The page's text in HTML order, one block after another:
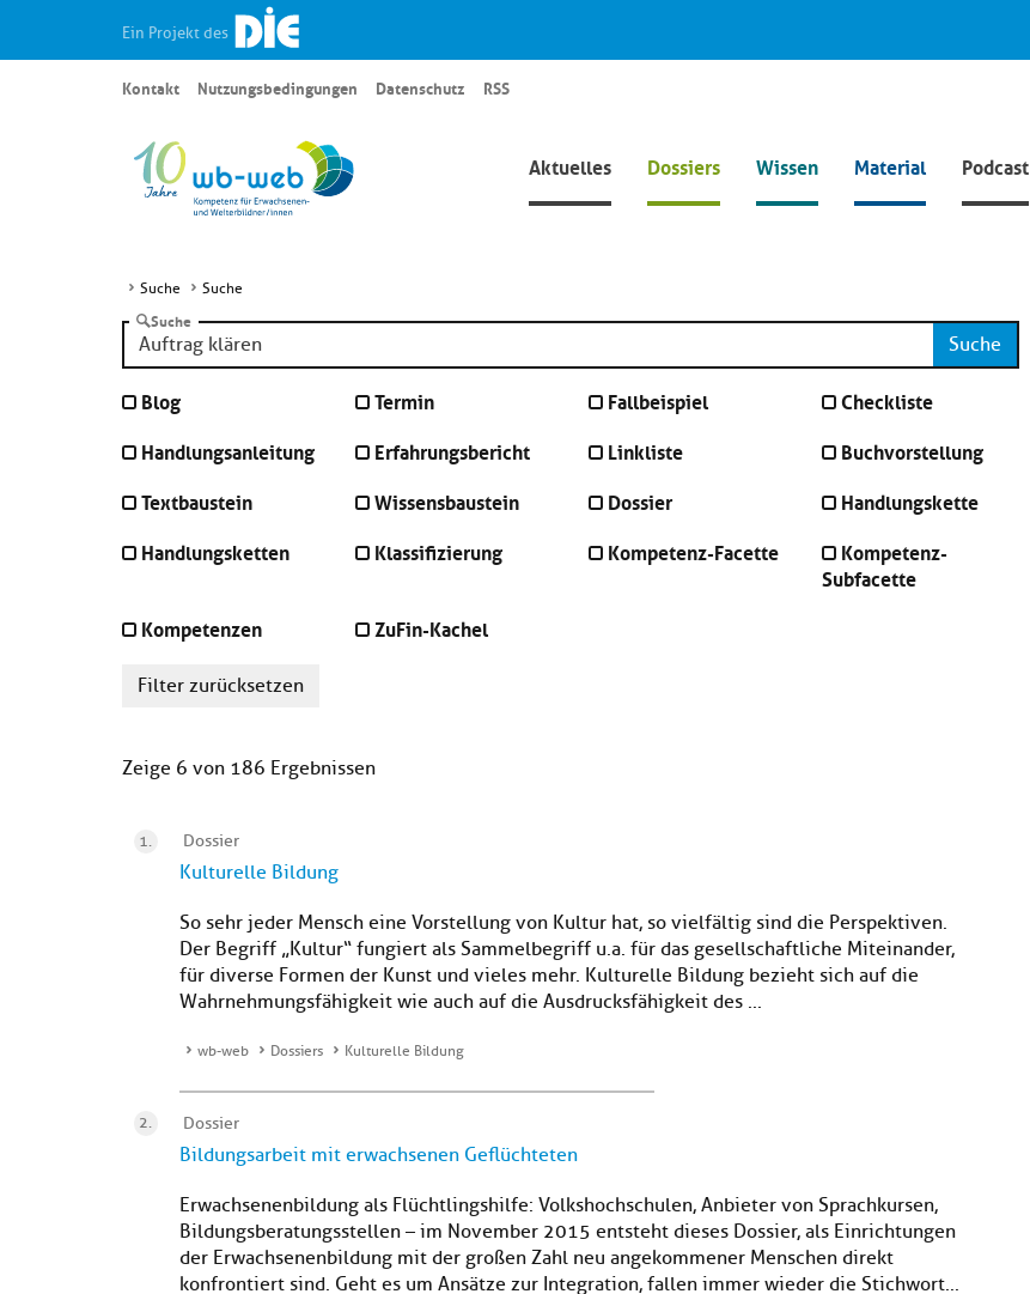
Ein Projekt des
Aktuelles Dossiers Wissen Material Podcast
Kontakt Nutzungsbedingungen Datenschutz RSS
Suche Suche
Suche
Suche
Blog Termin Fallbeispiel
Checkliste
Handlungsanleitung
Erfahrungsbericht Linkliste
Buchvorstellung
Textbaustein
Wissensbaustein Dossier
Handlungskette
Handlungsketten
Klassifizierung Kompetenz-Facette
Kompetenz-
Subfacette
Kompetenzen
ZuFin-Kachel
Filter zurücksetzen
Zeige 6 von 186 Ergebnissen
Dossier
Kulturelle Bildung
So sehr jeder Mensch eine Vorstellung von Kultur hat, so vielfältig sind die Perspektiven.
Der Begriff „Kultur“ fungiert als Sammelbegriff u.a. für das gesellschaftliche Miteinander,
für diverse Formen der Kunst und vieles mehr. Kulturelle Bildung bezieht sich auf die
Wahrnehmungsfähigkeit wie auch auf die Ausdrucksfähigkeit des ...
wb-web Dossiers Kulturelle Bildung
Dossier
Bildungsarbeit mit erwachsenen Geflüchteten
Erwachsenenbildung als Flüchtlingshilfe: Volkshochschulen, Anbieter von Sprachkursen,
Bildungsberatungsstellen – im November 2015 entsteht dieses Dossier, als Einrichtungen
der Erwachsenenbildung mit der großen Zahl neu angekommener Menschen direkt
konfrontiert sind. Geht es um Ansätze zur Integration, fallen immer wieder die Stichwort...